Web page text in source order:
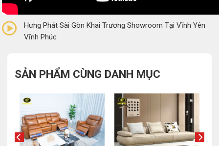
(0 Reviews)
Hưng Phát Sài Gòn Khai Trương Showroom Tại Vĩnh Yên
Vĩnh Phúc
SẢN PHẨM CÙNG DANH MỤC